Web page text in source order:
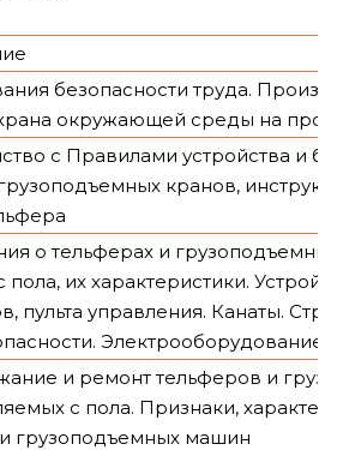
безопасности труда.
окружающей среды на
с Правилами устройства и
кранов,
о тельферах и
их характеристики.
пульта управления. Канаты.
Электрооборудование.
и ремонт тельферов и
с пола. Признаки,
грузоподъемных машин